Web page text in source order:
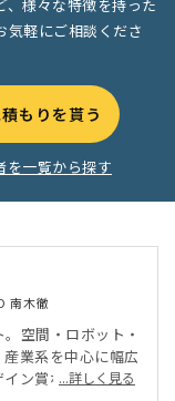
、様々な特徴を持った
気軽にご相談くださ
もりを貰う
を一覧から探す
南木徹
空間・ロボット・
業系を中心に幅広
ン賞なども受賞。
...詳しく見る